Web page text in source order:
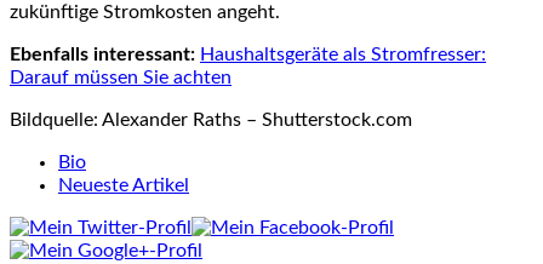
zukünftige Stromkosten angeht.
Ebenfalls interessant: Haushaltsgeräte als Stromfresser:
Darauf müssen Sie achten
Bildquelle: Alexander Raths – Shutterstock.com
following
tabs
change
Bio
Neueste Artikel